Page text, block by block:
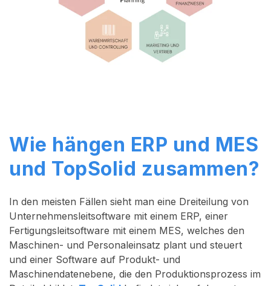
Wie hängen ERP und MES
und TopSolid zusammen?
In den meisten Fällen sieht man eine Dreiteilung von
Unternehmensleitsoftware mit einem ERP, einer
Fertigungsleitsoftware mit einem MES, welches den
Maschinen- und Personaleinsatz plant und steuert
und einer Software auf Produkt- und
Maschinendatenebene, die den Produktionsprozess im